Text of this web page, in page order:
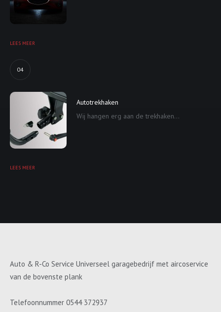
LEES MEER
04
Autotrekhaken
Wij hangen erg aan de trekhaken...
LEES MEER
Auto & R-Co Service Universeel garagebedrijf met aircoservice
van de bovenste plank
Telefoonnummer 0544 372937